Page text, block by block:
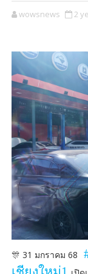
wowsnews 2
🎊 31 มกราคม 68